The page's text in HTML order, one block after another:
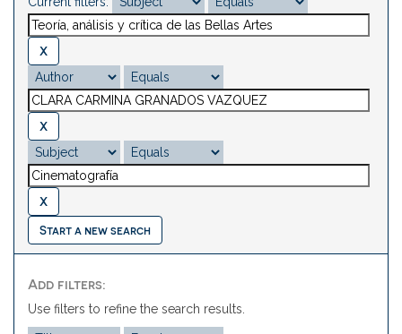
Start a new search
Add filters:
Use filters to refine the search results.